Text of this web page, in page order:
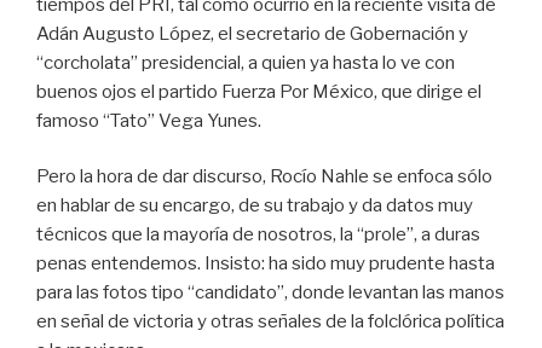
tiempos del PRI, tal como ocurrió en la reciente visita de
Adán Augusto López, el secretario de Gobernación y
“corcholata” presidencial, a quien ya hasta lo ve con
buenos ojos el partido Fuerza Por México, que dirige el
famoso “Tato” Vega Yunes.
Pero la hora de dar discurso, Rocío Nahle se enfoca sólo
en hablar de su encargo, de su trabajo y da datos muy
técnicos que la mayoría de nosotros, la “prole”, a duras
penas entendemos. Insisto: ha sido muy prudente hasta
para las fotos tipo “candidato”, donde levantan las manos
en señal de victoria y otras señales de la folclórica política